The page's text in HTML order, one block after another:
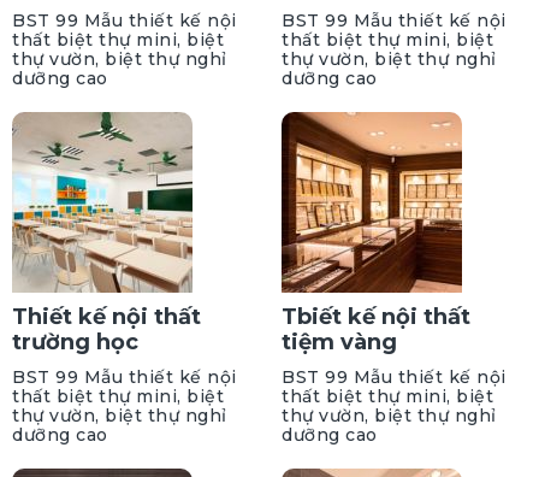
BST 99 Mẫu thiết kế nội
thất biệt thự mini, biệt
thự vườn, biệt thự nghỉ
dưỡng cao
BST 99 Mẫu thiết kế nội
thất biệt thự mini, biệt
thự vườn, biệt thự nghỉ
dưỡng cao
Thiết kế nội thất
trường học
BST 99 Mẫu thiết kế nội
thất biệt thự mini, biệt
thự vườn, biệt thự nghỉ
dưỡng cao
Tbiết kế nội thất
tiệm vàng
BST 99 Mẫu thiết kế nội
thất biệt thự mini, biệt
thự vườn, biệt thự nghỉ
dưỡng cao